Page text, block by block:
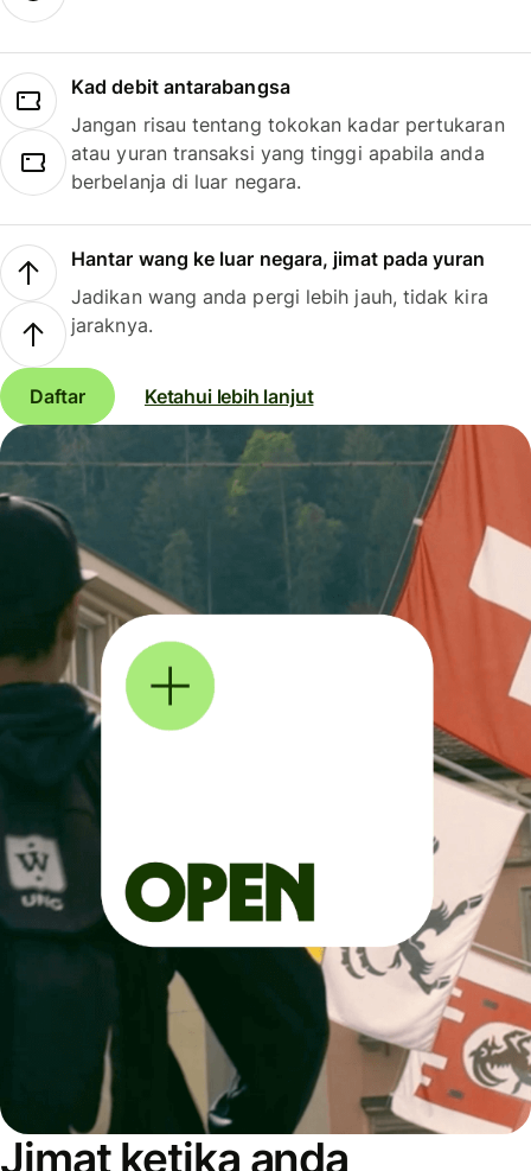
Kad debit antarabangsa
Jangan risau tentang tokokan kadar pertukaran
atau yuran transaksi yang tinggi apabila anda
berbelanja di luar negara.
Hantar wang ke luar negara, jimat pada yuran
Jadikan wang anda pergi lebih jauh, tidak kira
jaraknya.
Daftar Ketahui lebih lanjut
Jimat ketika anda